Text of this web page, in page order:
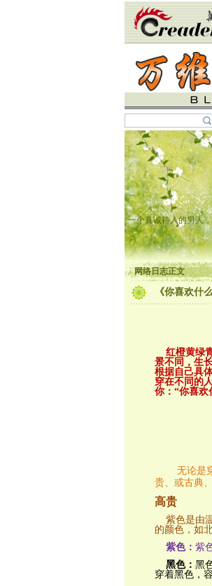
一个真诚待人的男人
网络日志正文
《你喜欢什
红橙黄绿
景不同，生
根据自己具
穿在不同的
你：“你喜欢
无论是
贵、或古典
高贵
紫色是由温
的颜色，如
紫色： 紫
黑色： 黑
穿着黑色，